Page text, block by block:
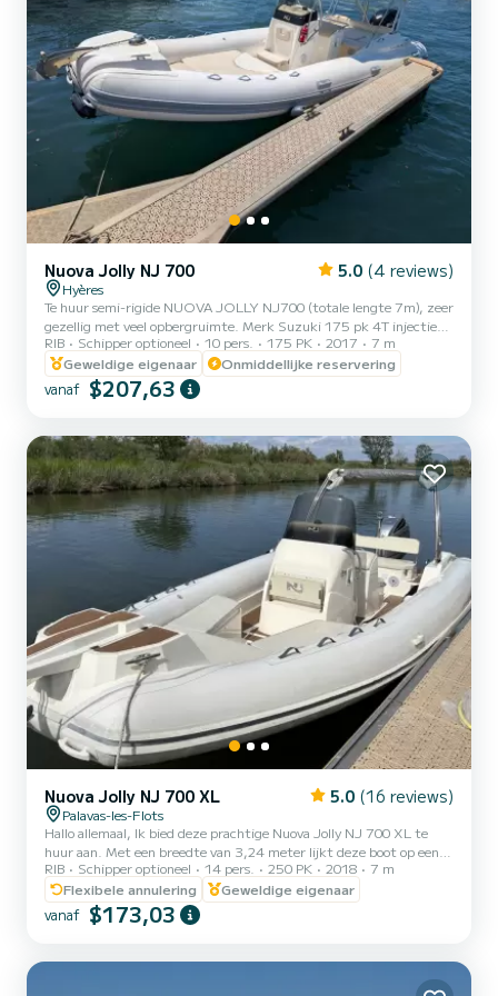
Nuova Jolly NJ 700 5.0 (4 reviews)
Hyères
Te huur semi-rigide NUOVA JOLLY NJ700 (totale lengte 7m), zeer
gezellig met veel opbergruimte. Merk Suzuki 175 pk 4T injectie
met elektrische bediening uit 2024, uitstekend vermogen/verbruik
verhouding. Comfortabel en ideaal voor maximaal 8 personen, ik
bied het aan tot maximaal 10 passagiers. Uitgerust met
elektrische ankerlier (automatisch anker), bimini zonnetent,
geluidssysteem, voorste tafelgedeelte, douchekop,
veiligheidsuitrusting vers...
RIB Schipper optioneel 10 pers. 175 PK 2017
7 m
Geweldige eigenaar
Onmiddellijke reservering
vanaf $207,63
Nuova Jolly NJ 700 XL 5.0 (16 reviews)
Palavas-les-Flots
Hallo allemaal, Ik bied deze prachtige Nuova Jolly NJ 700 XL te
huur aan. Met een breedte van 3,24 meter lijkt deze boot op een
opblaasboot van meer dan 8 meter lang. Het is de breedste boot
van 7 meter lang ooit gebouwd. De romplijnen zorgen voor een
uitstekend gedrag op zee. Het is in staat om goed te varen in alle
omstandigheden, vooral dankzij een zeer diepe V. Zijn stabiliteit is
motoroptie, maakt hem zeer levendig. Ondanks een tops...
RIB Schipper optioneel 14 pers. 250 PK 2018
7 m
Flexibele annulering
Geweldige eigenaar
vanaf $173,03